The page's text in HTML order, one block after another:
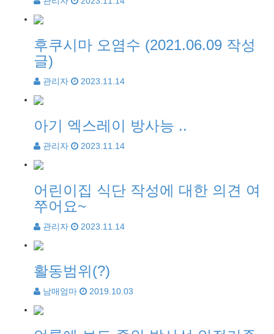
후쿠시마 오염수 (2021.06.09 작성
글)
관리자 2023.11.14
아기 엑스레이 방사능 ..
관리자 2023.11.14
어린이집 식단 작성에 대한 의견 여
쭈어요~
관리자 2023.11.14
활동범위(?)
남매엄마 2019.10.03